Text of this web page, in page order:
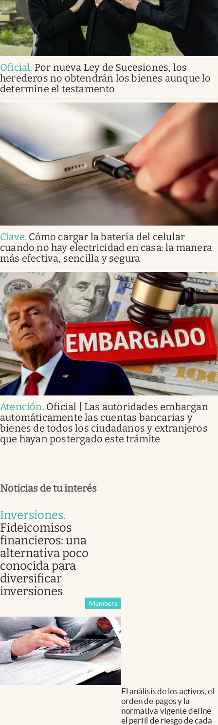
Oficial. Por nueva Ley de Sucesiones, los
herederos no obtendrán los bienes aunque lo
determine el testamento
Clave. Cómo cargar la batería del celular
cuando no hay electricidad en casa: la manera
más efectiva, sencilla y segura
Atención. Oficial | Las autoridades embargan
automáticamente las cuentas bancarias y
bienes de todos los ciudadanos y extranjeros
que hayan postergado este trámite
Noticias de tu interés
Inversiones.
Fideicomisos
financieros: una
alternativa poco
conocida para
diversificar
inversiones
Members
El análisis de los activos, el
orden de pagos y la
normativa vigente define
el perfil de riesgo de cada